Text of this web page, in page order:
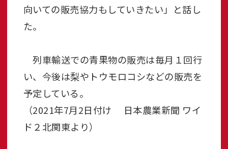
向いての販売協力もしていきたい」と話し
た。
列車輸送での青果物の販売は毎月１回行
い、今後は梨やトウモロコシなどの販売を
予定している。
（2021年7月2日付け 日本農業新聞 ワイ
ド２北関東より）